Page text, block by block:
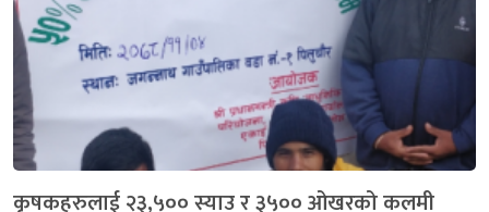
कृषकहरुलाई २३,५०० स्याउ र ३५०० ओखरको कलमी